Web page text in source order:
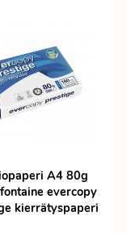
A4 80g
evercopy
kierrätyspaperi